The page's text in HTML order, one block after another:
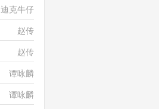
迪克牛仔
赵传
赵传
谭咏麟
谭咏麟